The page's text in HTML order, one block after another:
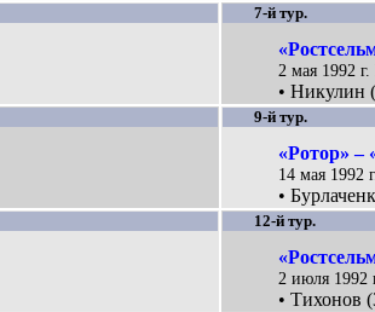
7-й тур.
2 мая 1992
• Никулин
9-й тур.
«Ротор» –
14 мая 1992
•
12-й тур.
2 июля 1992
• Тихонов